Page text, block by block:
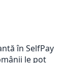
în SelfPay
le pot